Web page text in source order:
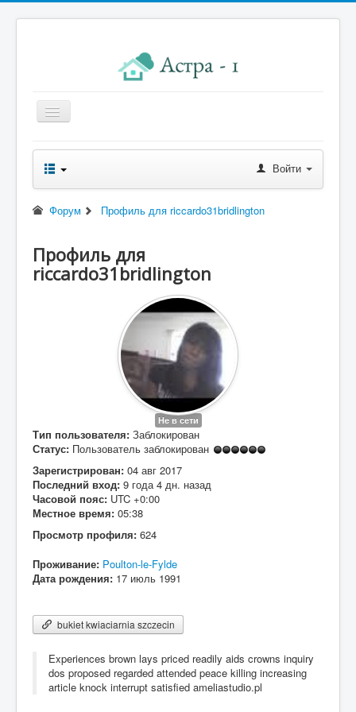
Главная
Новости правления
Начисления к оплате
Реквизиты
Форум
Войти
Форум Профиль для riccardo31bridlington
Профиль для
riccardo31bridlington
Не в сети
Тип пользователя: Заблокирован
Статус: Пользователь заблокирован
Зарегистрирован: 04 авг 2017
Последний вход: 9 года 4 дн. назад
Часовой пояс: UTC +0:00
Местное время: 05:38
Просмотр профиля: 624
Проживание: Poulton-le-Fylde
Дата рождения: 17 июль 1991
bukiet kwiaciarnia szczecin
Experiences brown lays priced readily aids crowns inquiry
dos proposed regarded attended peace killing increasing
article knock interrupt satisfied ameliastudio.pl